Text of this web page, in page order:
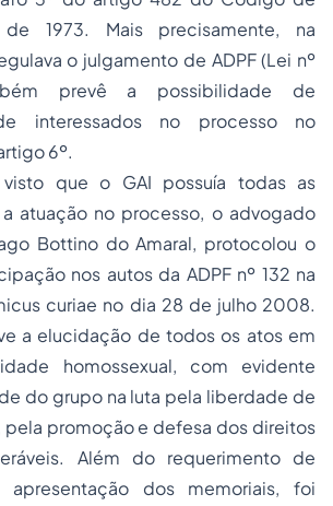
1973. Mais precisamente, na
o julgamento de ADPF (Lei nº
prevê a possibilidade de
interessados no processo no
6º.
visto que o GAI possuía todas as
atuação no processo, o advogado
Bottino do Amaral, protocolou o
nos autos da ADPF nº 132 na
curiae no dia 28 de julho 2008.
a elucidação de todos os atos em
homossexual, com evidente
do grupo na luta pela liberdade de
pela promoção e defesa dos direitos
Além do requerimento de
apresentação dos memoriais, foi